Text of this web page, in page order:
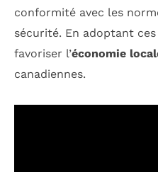
conformité avec les
sécurité. En adoptant
favoriser l’économie
canadiennes.